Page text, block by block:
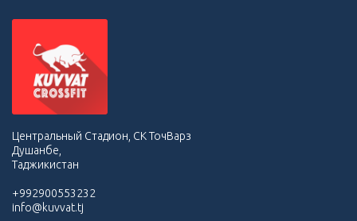
Центральный Стадион, СК ТочВарз
Душанбе,
Таджикистан
+992900553232
info@kuvvat.tj